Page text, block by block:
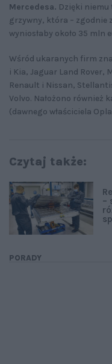
Mercedesa. Dzięki
grzywny, która – zgodnie
wyniosłaby około 35 mln
Wśród ukaranych firm
i Kia, Jaguar Land Rover,
Renault i Nissan,
Volvo. Nałożono również
(dawnego właściciela
Czytaj także:
PORADY
–